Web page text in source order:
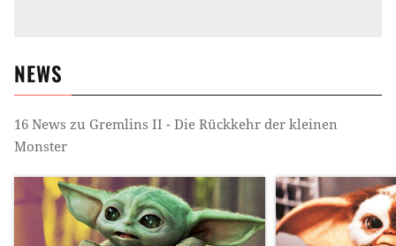
Säure Warnung Krieger Rauchen
Teleskop Wissenschaft außer Kontrolle Alarm
Petting Kreatur Gesundheitsprobleme
NEWS
16 News zu Gremlins II - Die Rückkehr der kleinen
Monster